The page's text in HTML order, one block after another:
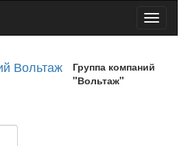
Toggle
Группа компаний
"Вольтаж"